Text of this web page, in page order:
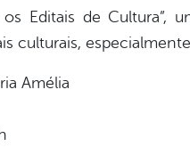
Editais de Cultura”,
culturais,
Amélia